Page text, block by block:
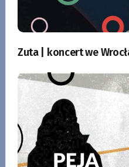
Zuta | koncert we